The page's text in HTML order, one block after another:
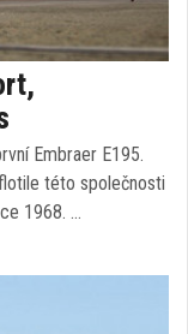
Embraer E195.
této společnosti
1968. …